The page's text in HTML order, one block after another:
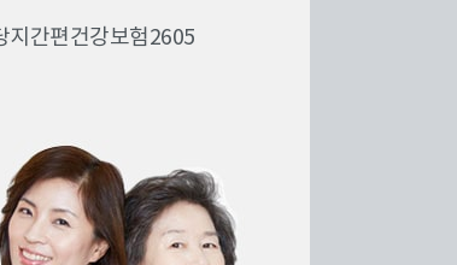
지간편건강보험2605